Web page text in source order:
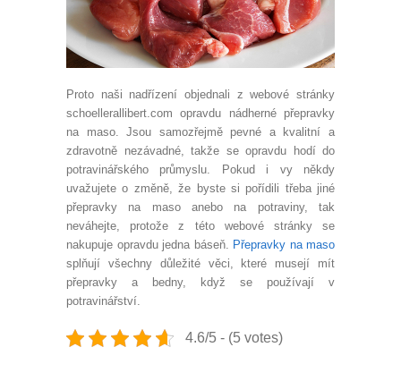
Proto naši nadřízení objednali z webové stránky
schoellerallibert.com opravdu nádherné přepravky
na maso. Jsou samozřejmě pevné a kvalitní a
zdravotně nezávadné, takže se opravdu hodí do
potravinářského průmyslu. Pokud i vy někdy
uvažujete o změně, že byste si pořídili třeba jiné
přepravky na maso anebo na potraviny, tak
neváhejte, protože z této webové stránky se
nakupuje opravdu jedna báseň. Přepravky na maso
splňují všechny důležité věci, které musejí mít
přepravky a bedny, když se používají v
potravinářství.
4.6/5 - (5 votes)